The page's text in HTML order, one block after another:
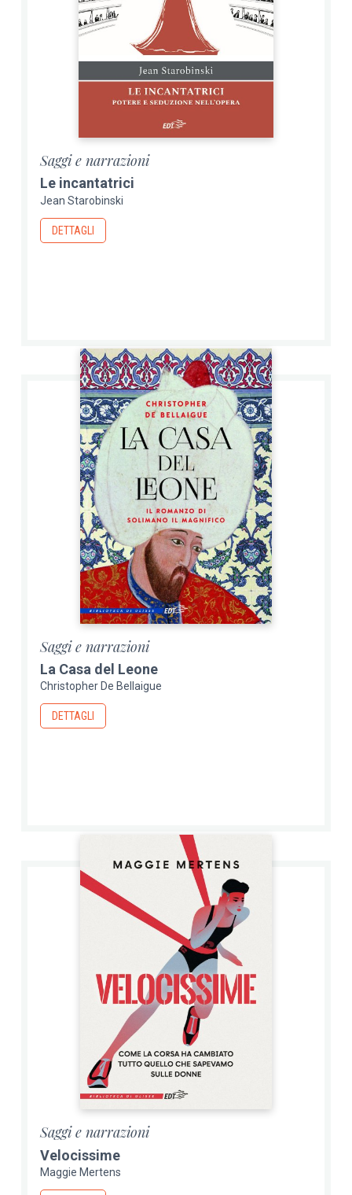
Saggi e narrazioni
Le incantatrici
Jean Starobinski
DETTAGLI
Saggi e narrazioni
La Casa del Leone
Christopher De Bellaigue
DETTAGLI
Saggi e narrazioni
Velocissime
Maggie Mertens